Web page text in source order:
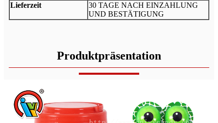
Lieferzeit
30 TAGE NACH EINZAHLUNG
UND BESTÄTIGUNG
Produktpräsentation